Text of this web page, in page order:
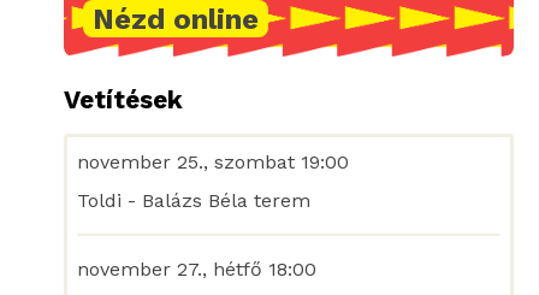
Nézd online
Vetítések
november 25., szombat 19:00
Toldi - Balázs Béla terem
november 27., hétfő 18:00